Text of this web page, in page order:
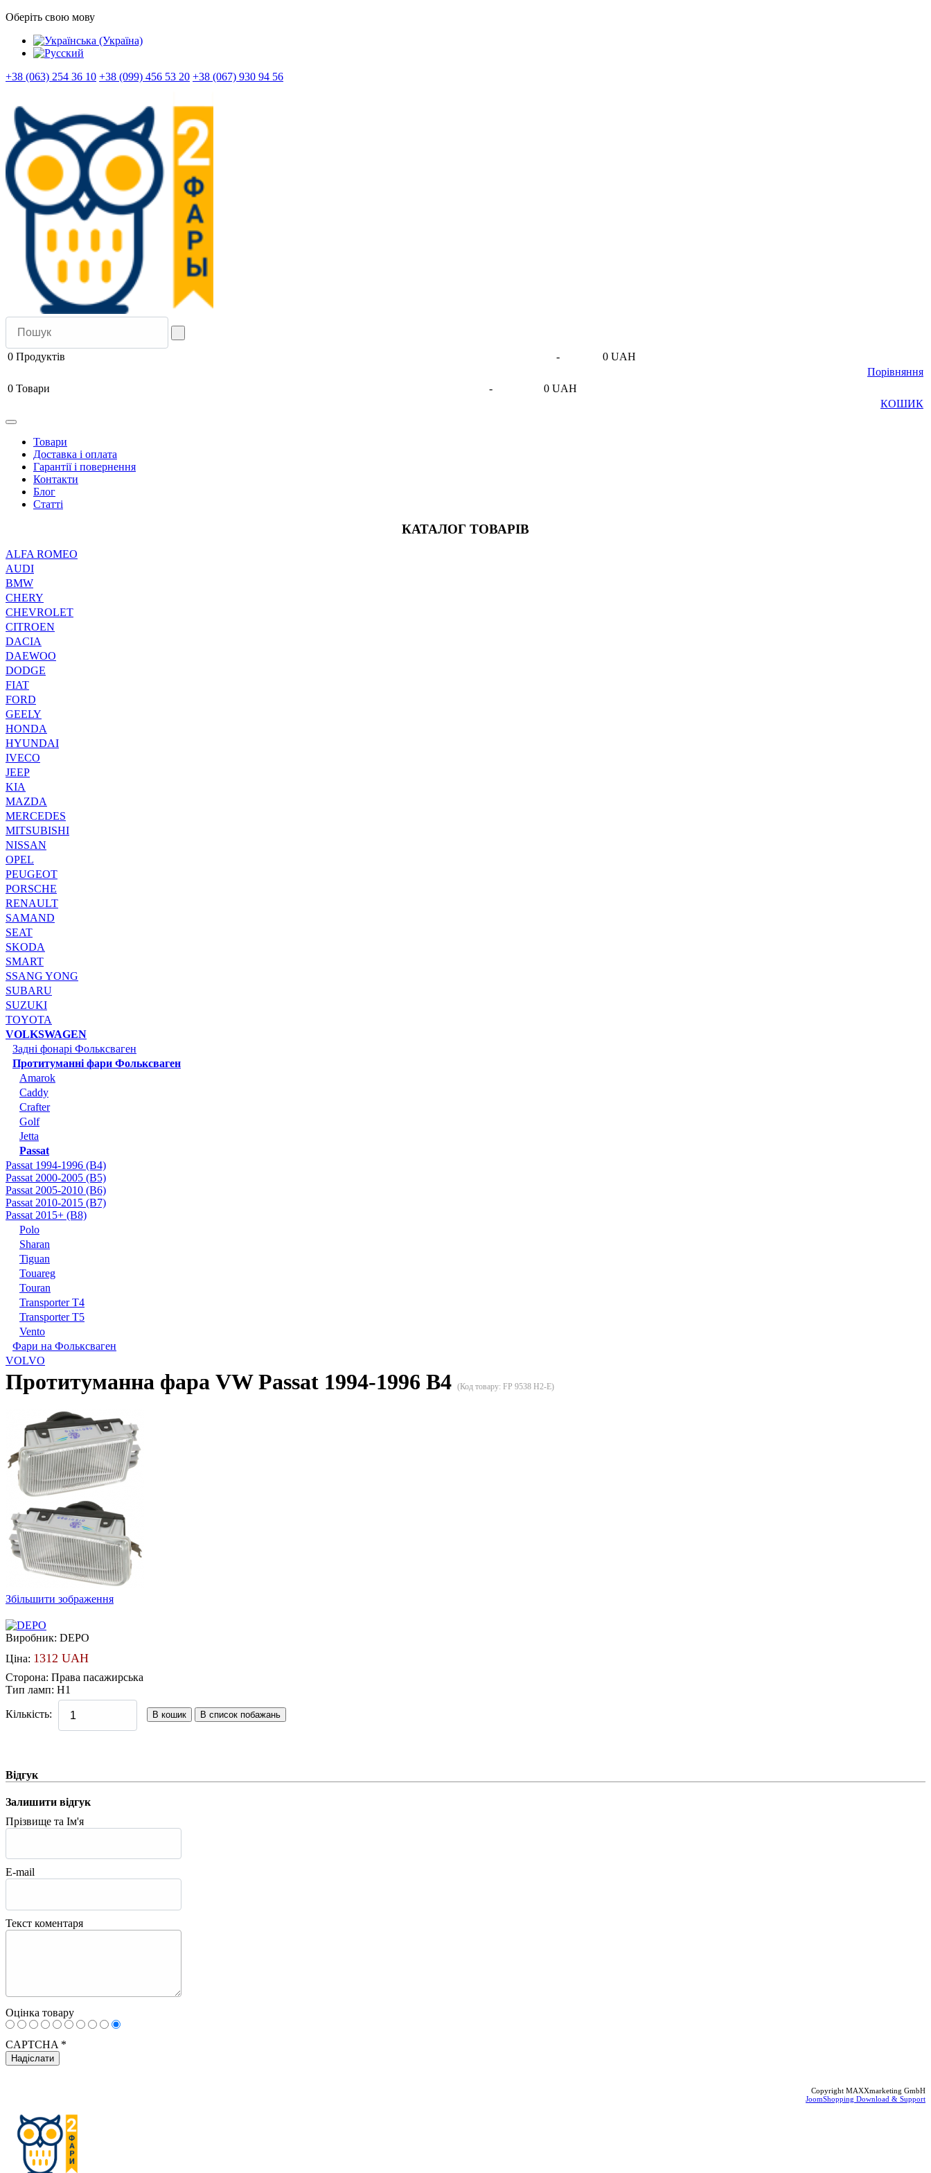
Оберіть свою мову
+38 (063) 254 36 10 +38 (099) 456 53 20 +38 (067) 930 94 56
0 Продуктів -
0 UAH
Порівняння
0 Товари -
0 UAH
КОШИК
Товари
Доставка і оплата
Гарантії і повернення
Контакти
Блог
Статті
КАТАЛОГ ТОВАРІВ
ALFA ROMEO
AUDI
BMW
CHERY
CHEVROLET
CITROEN
DACIA
DAEWOO
DODGE
FIAT
FORD
GEELY
HONDA
HYUNDAI
IVECO
JEEP
KIA
MAZDA
MERCEDES
MITSUBISHI
NISSAN
OPEL
PEUGEOT
PORSCHE
RENAULT
SAMAND
SEAT
SKODA
SMART
SSANG YONG
SUBARU
SUZUKI
TOYOTA
VOLKSWAGEN
Задні фонарі Фольксваген
Протитуманні фари Фольксваген
Amarok
Caddy
Crafter
Golf
Jetta
Passat
Passat 1994-1996 (B4)
Passat 2000-2005 (B5)
Passat 2005-2010 (B6)
Passat 2010-2015 (B7)
Passat 2015+ (B8)
Polo
Sharan
Tiguan
Touareg
Touran
Transporter T4
Transporter T5
Vento
Фари на Фольксваген
VOLVO
Протитуманна фара VW Passat 1994-1996 B4 (Код товару: FP 9538 H2-E)
Збільшити зображення
Виробник: DEPO
Ціна: 1312 UAH
Сторона: Права пасажирська
Тип ламп: H1
Кількість:
Відгук
Залишити відгук
Прізвище та Ім'я
E-mail
Текст коментаря
Оцінка товару
CAPTCHA *
Copyright MAXXmarketing GmbH
JoomShopping Download & Support